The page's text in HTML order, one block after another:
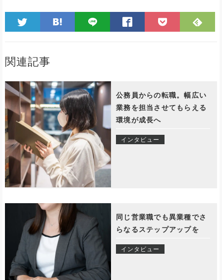
関連記事
公務員からの転職。幅広い
業務を担当させてもらえる
環境が成長へ
インタビュー
同じ営業職でも異業種でさ
らなるステップアップを
インタビュー